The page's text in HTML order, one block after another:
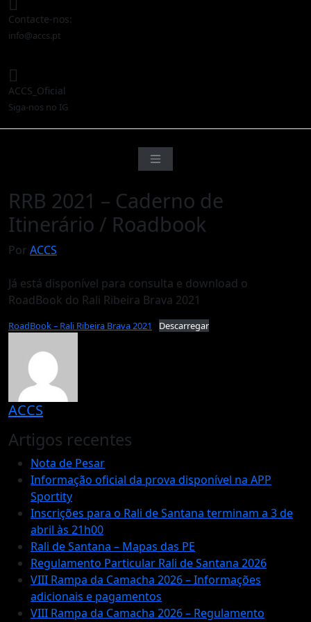
Contacte-nos:
info@accs.pt
ACCS_Oficial
Siga-nos no IG
RRB 2021 – Caderno de
Itinerário / Roadbook
Por ACCS
Já está disponível para consulta e download o
RoadBook do Rali Ribeira Brava 2021
RoadBook – Rali Ribeira Brava 2021 Descarregar
ACCS
Artigos recentes
Nota de Pesar
Informação oficial da prova disponível na APP
Sportity
Inscrições para o Rali de Santana terminam a 3 de
abril às 21h00
Rali de Santana – Mapas das PE
Regulamento Particular Rali de Santana 2026
VIII Rampa da Camacha 2026 – Informações
adicionais e pagamentos
VIII Rampa da Camacha 2026 – Regulamento